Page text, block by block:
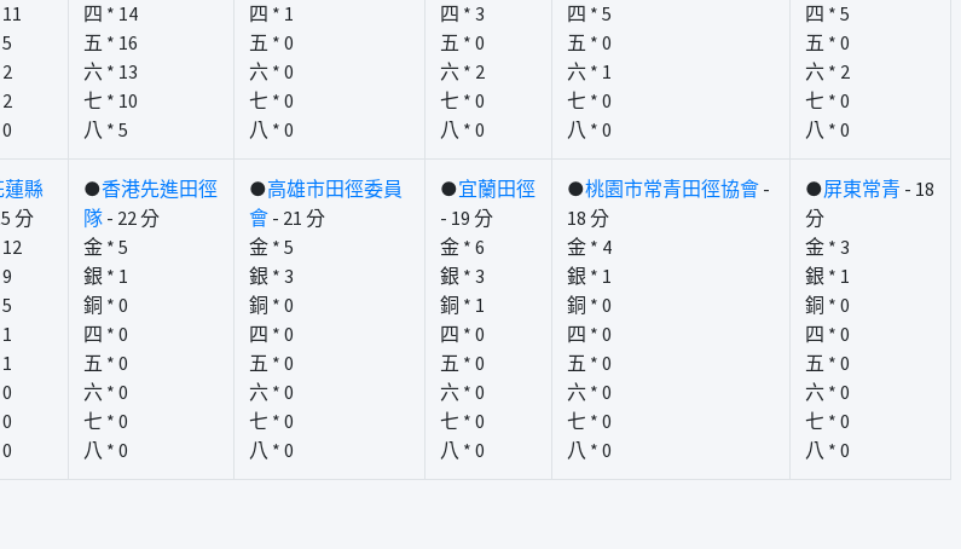
四 * 14
五 * 16
六 * 13
七 * 10
八 * 5
四 * 1
五 * 0
六 * 0
七 * 0
八 * 0
四 * 3
五 * 0
六 * 2
七 * 0
八 * 0
四 * 5
五 * 0
六 * 1
七 * 0
八 * 0
四 * 5
五 * 0
六 * 2
七 * 0
八 * 0
蓮縣
分
●香港先進田徑
隊- 22 分
金 * 5
銀 * 1
銅 * 0
四 * 0
五 * 0
六 * 0
七 * 0
八 * 0
●高雄市田徑委員
會- 21 分
金 * 5
銀 * 3
銅 * 0
四 * 0
五 * 0
六 * 0
七 * 0
八 * 0
●宜蘭田徑
- 19 分
金 * 6
銀 * 3
銅 * 1
四 * 0
五 * 0
六 * 0
七 * 0
八 * 0
●桃園市常青田徑協會-
18 分
金 * 4
銀 * 1
銅 * 0
四 * 0
五 * 0
六 * 0
七 * 0
八 * 0
●屏東常青 - 18
分
金 * 3
銀 * 1
銅 * 0
四 * 0
五 * 0
六 * 0
七 * 0
八 * 0